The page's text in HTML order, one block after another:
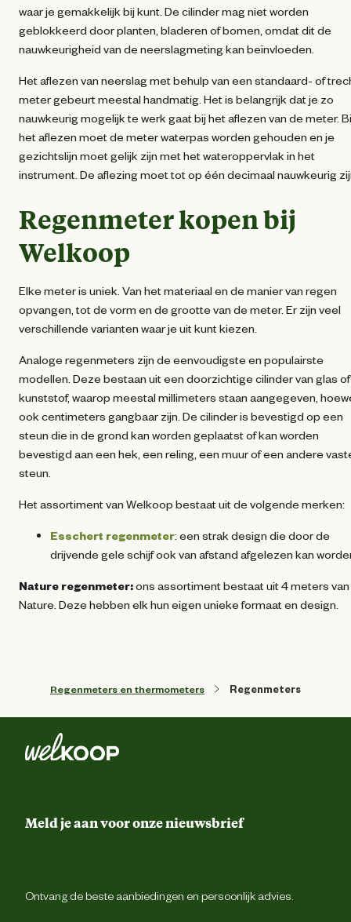
waar je gemakkelijk bij kunt. De cilinder mag niet worden
geblokkeerd door planten, bladeren of bomen, omdat dit de
nauwkeurigheid van de neerslagmeting kan beïnvloeden.
Het aflezen van neerslag met behulp van een standaard- of
meter gebeurt meestal handmatig. Het is belangrijk dat je zo
nauwkeurig mogelijk te werk gaat bij het aflezen van de meter.
het aflezen moet de meter waterpas worden gehouden en je
gezichtslijn moet gelijk zijn met het wateroppervlak in het
instrument. De aflezing moet tot op één decimaal nauwkeurig
Regenmeter kopen bij
Welkoop
Elke meter is uniek. Van het materiaal en de manier van regen
opvangen, tot de vorm en de grootte van de meter. Er zijn veel
verschillende varianten waar je uit kunt kiezen.
Analoge regenmeters zijn de eenvoudigste en populairste
modellen. Deze bestaan uit een doorzichtige cilinder van glas of
kunststof, waarop meestal millimeters staan aangegeven,
ook centimeters gangbaar zijn. De cilinder is bevestigd op een
steun die in de grond kan worden geplaatst of kan worden
bevestigd aan een hek, een reling, een muur of een andere
steun.
Het assortiment van Welkoop bestaat uit de volgende merken:
Esschert regenmeter: een strak design die door de
drijvende gele schijf ook van afstand afgelezen kan
Nature regenmeter:ons assortiment bestaat uit 4 meters van
Nature. Deze hebben elk hun eigen unieke formaat en design.
Regenmeters en thermometers Regenmeters
Meld je aan voor onze nieuwsbrief
Ontvang de beste aanbiedingen en persoonlijk advies.